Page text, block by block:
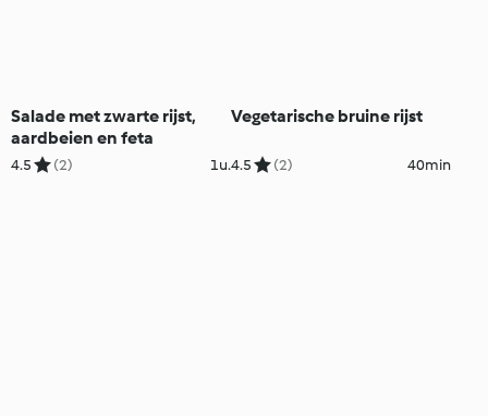
Salade met zwarte rijst,
aardbeien en feta
4.5 (2) 1u.
Vegetarische bruine rijst
4.5 (2) 40min